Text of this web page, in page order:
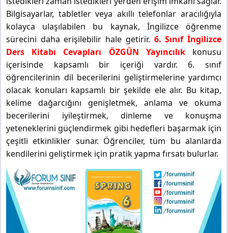
Bilgisayarlar, tabletler veya akıllı telefonlar aracılığıyla
kolayca ulaşılabilen bu kaynak, İngilizce öğrenme
sürecini daha erişilebilir hale getirir. 6. Sınıf İngilizce
Ders Kitabı Cevapları ÖZGÜN Yayıncılıkkonusu
içerisinde kapsamlı bir içeriği vardır. 6. sınıf
öğrencilerinin dil becerilerini geliştirmelerine yardımcı
olacak konuları kapsamlı bir şekilde ele alır. Bu kitap,
kelime dağarcığını genişletmek, anlama ve okuma
becerilerini iyileştirmek, dinleme ve konuşma
yeteneklerini güçlendirmek gibi hedefleri başarmak için
çeşitli etkinlikler sunar. Öğrenciler, tüm bu alanlarda
kendilerini geliştirmek için pratik yapma fırsatı bulurlar.